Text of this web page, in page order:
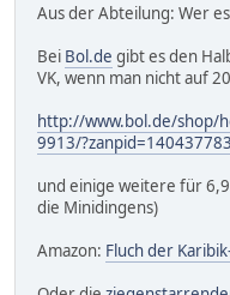
Aus der Abteilung: Wer
Bei Bol.de gibt es den
VK, wenn man nicht auf
http://www.bol.de/shop/
9913/
und einige weitere für
die Minidingens)
Amazon: Fluch der